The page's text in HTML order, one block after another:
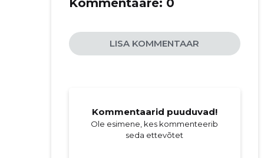
Kommentaare: 0
LISA KOMMENTAAR
Kommentaarid puuduvad!
Ole esimene, kes kommenteerib
seda ettevõtet